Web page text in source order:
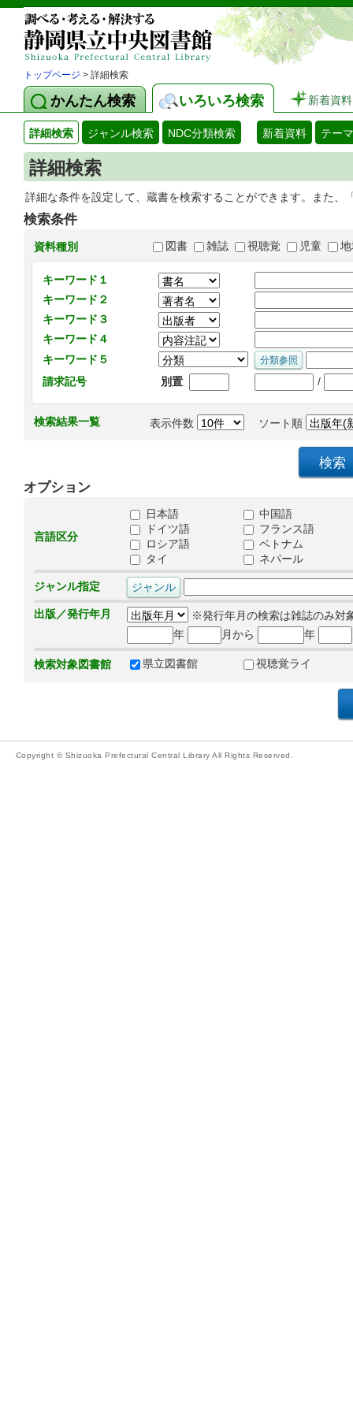
トップページ > 詳細検索
かんたん検索 いろいろ検索 新着資料
詳細検索 ジャンル検索 NDC分類検索 新着資料 テー
詳細検索
詳細な条件を設定して、蔵書を検索することができます。また
検索条件
資料種別 図書 雑誌 視聴覚 児童
キーワード１
キーワード２
キーワード３
キーワード４
キーワード５
請求記号
別置 /
検索結果一覧 表示件数 ソート順
オプション
言語区分
日本語
中国語
ドイツ語
フランス語
ロシア語
ベトナム
タイ
ネパール
ジャンル指定
出版／発行年月
※発行年月の検索は雑誌のみ対
年
月から 年
検索対象図書館 県立図書館 視聴覚ライ
Copyright © Shizuoka Prefectural Central Library All Rights Reserved.